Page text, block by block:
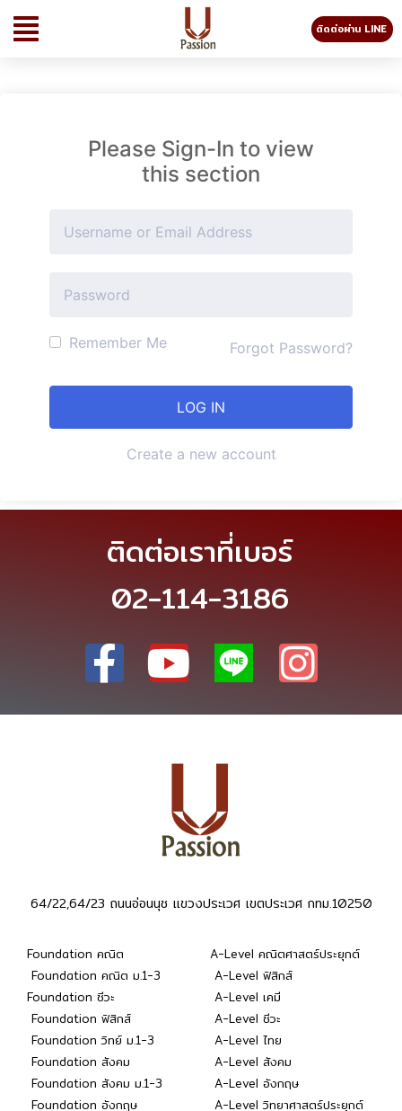
ติดต่อผ่าน LINE
Please Sign-In to view
this section
Remember Me Forgot Password?
Create a new account
ติดต่อเราที่เบอร์
02-114-3186
64/22,64/23 ถนนอ่อนนุช แขวงประเวศ เขตประเวศ กทม.10250
Foundation คณิต
Foundation คณิต ม.1-3
Foundation ชีวะ
Foundation ฟิสิกส์
Foundation วิทย์ ม.1-3
Foundation สังคม
Foundation สังคม ม.1-3
Foundation อังกฤษ
A-Level คณิตศาสตร์ประยุกต์
A-Level ฟิสิกส์
A-Level เคมี
A-Level ชีวะ
A-Level ไทย
A-Level สังคม
A-Level อังกฤษ
A-Level วิทยาศาสตร์ประยุกต์